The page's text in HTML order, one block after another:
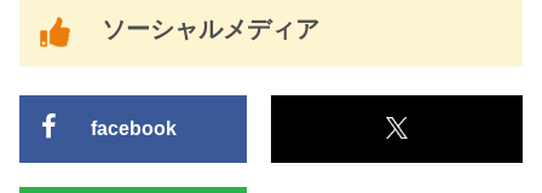
ソーシャルメディア
facebook